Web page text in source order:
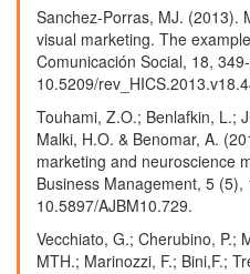
Sanchez-Porras, MJ. (2013).
visual marketing. The
Comunicación Social, 18,
10.5209/
Touhami, Z.O.; Benlafkin, L.;
Malki, H.O. & Benomar, A.
marketing and neuroscience
Business Management, 5 (5),
10.5897/AJBM10.729.
Vecchiato, G.; Cherubino, P.;
MTH.; Marinozzi, F.; Bini,F.;